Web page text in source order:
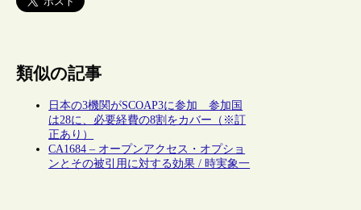
類似の記事
日本の3機関がSCOAP3に参加 参加国
は28に、必要経費の8割をカバー（※訂
正あり）
CA1684 – オープンアクセス・オプショ
ンとその被引用に対する効果 / 時実象一